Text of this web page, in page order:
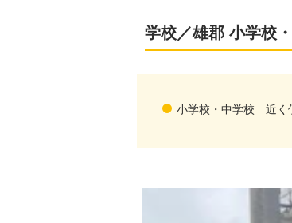
学校／雄郡 小学校
小学校・中学校 近く